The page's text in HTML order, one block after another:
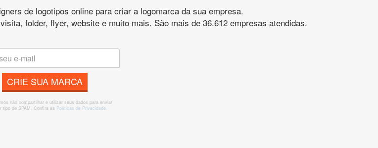
de logotipos online para criar a logomarca da sua empresa.
folder, flyer, website e muito mais. São mais de 36.612 empresas atendidas.
CRIE SUA MARCA
não compartilhar e utilizar seus dados para enviar
tipo de SPAM. Confira as Políticas de Privacidade.